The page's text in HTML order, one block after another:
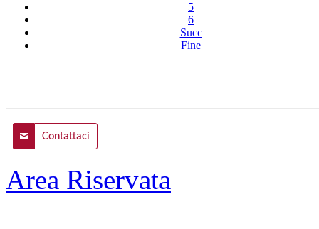
5
6
Succ
Fine
Contattaci
Area Riservata